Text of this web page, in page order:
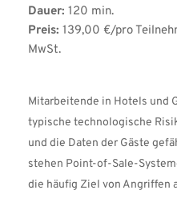
Dauer: 120 min.
Preis: 139,00 €/pro
MwSt.
Mitarbeitende in Hotels und
typische technologische
und die Daten der Gäste
stehen Point-of-Sale-
die häufig Ziel von Angriffen